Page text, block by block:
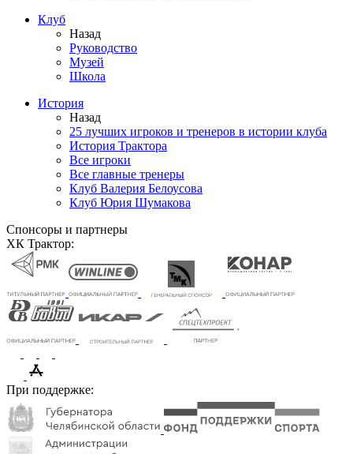
Клуб
Назад
Руководство
Музей
Школа
История
Назад
25 лучших игроков и тренеров в истории клуба
История Трактора
Все игроки
Все главные тренеры
Клуб Валерия Белоусова
Клуб Юрия Шумакова
Спонсоры и партнеры
ХК Трактор:
При поддержке: